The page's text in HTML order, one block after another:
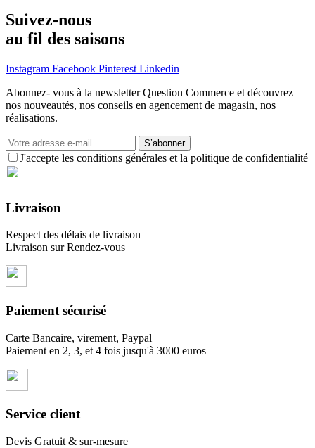
Suivez-nous
au fil des saisons
Instagram Facebook Pinterest Linkedin
Abonnez- vous à la newsletter Question Commerce et découvrez
nos nouveautés, nos conseils en agencement de magasin, nos
réalisations.
S’abonner
J'accepte les conditions générales et la politique de confidentialité
Livraison
Respect des délais de livraison
Livraison sur Rendez-vous
Paiement sécurisé
Carte Bancaire, virement, Paypal
Paiement en 2, 3, et 4 fois jusqu'à 3000 euros
Service client
Devis Gratuit & sur-mesure